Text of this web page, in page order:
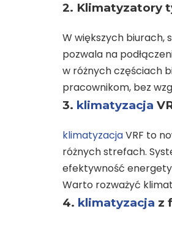
2. Klimatyzatory
W większych biurach,
pozwala na
w różnych częściach
pracownikom, bez
3. klimatyzacja
klimatyzacjaVRF to
różnych strefach.
efektywność
Warto rozważyć
4. klimatyzacja z